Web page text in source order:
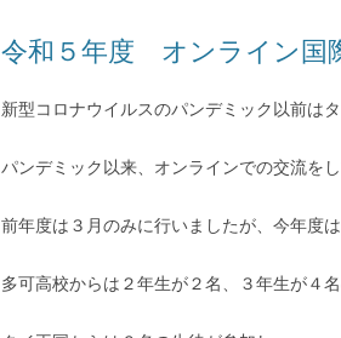
令和５年度 オンライン国
新型コロナウイルスのパンデミック以前は
パンデミック以来、オンラインでの交流をし
前年度は３月のみに行いましたが、今年度
多可高校からは２年生が２名、３年生が４